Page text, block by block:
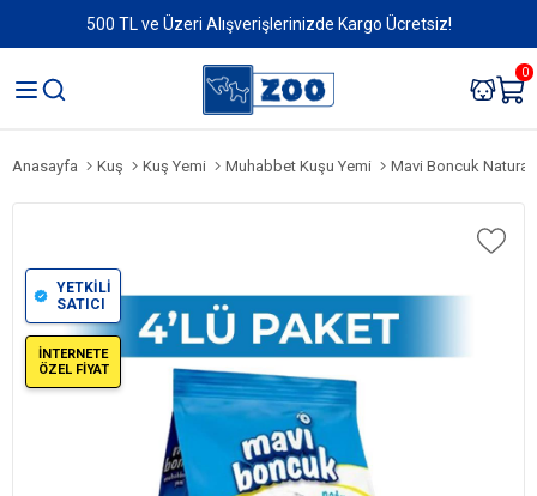
500 TL ve Üzeri Alışverişlerinizde Kargo Ücretsiz!
0
Anasayfa Kuş Kuş Yemi Muhabbet Kuşu Yemi Mavi Boncuk Natural
YETKİLİ
SATICI
İNTERNETE
ÖZEL FİYAT